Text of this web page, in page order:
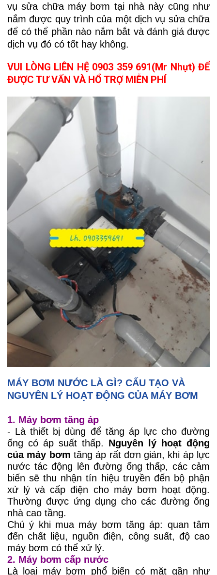
vụ sửa chữa máy bơm tại nhà này cũng như
nắm được quy trình của một dịch vụ sửa chữa
để có thể phần nào nắm bắt và đánh giá được
dịch vụ đó có tốt hay không.
VUI LÒNG LIÊN HỆ 0903 359 691(Mr Nhựt) ĐỂ
ĐƯỢC TƯ VẤN VÀ HỔ TRỢ MIỄN PHÍ
MÁY BƠM NƯỚC LÀ GÌ? CẤU TẠO VÀ
NGUYÊN LÝ HOẠT ĐỘNG CỦA MÁY BƠM
1. Máy bơm tăng áp
- Là thiết bị dùng để tăng áp lực cho đường
ống có áp suất thấp. Nguyên lý hoạt động
của máy bơm tăng áp rất đơn giản, khi áp lực
nước tác động lên đường ống thấp, các cảm
biến sẽ thu nhận tín hiệu truyền đến bộ phận
xử lý và cấp điện cho máy bơm hoạt động.
Thường được ứng dụng cho các đường ống
nhà cao tầng.
Chú ý khi mua máy bơm tăng áp: quan tâm
đến chất liệu, nguồn điện, công suất, độ cao
máy bơm có thể xử lý.
2. Máy bơm cấp nước
Là loại máy bơm phổ biến có mặt gần như